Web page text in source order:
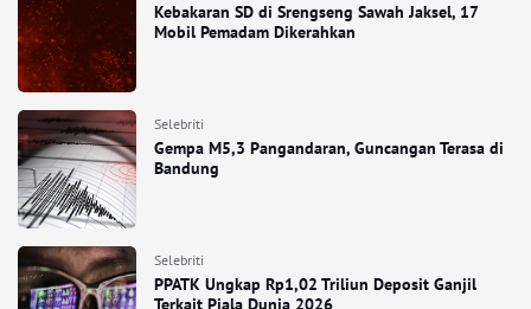
Kebakaran SD di Srengseng Sawah Jaksel, 17
Mobil Pemadam Dikerahkan
Selebriti
Gempa M5,3 Pangandaran, Guncangan Terasa di
Bandung
Selebriti
PPATK Ungkap Rp1,02 Triliun Deposit Ganjil
Terkait Piala Dunia 2026